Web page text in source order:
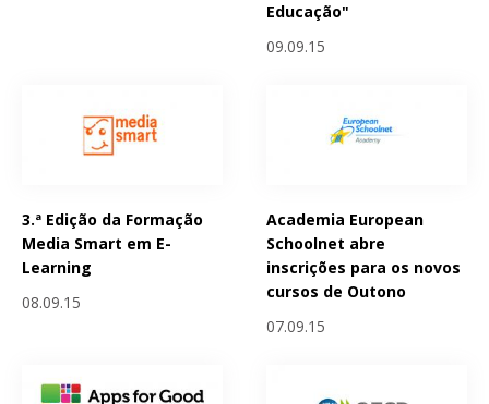
Educação"
09.09.15
3.ª Edição da Formação
Media Smart em E-
Learning
08.09.15
Academia European
Schoolnet abre
inscrições para os novos
cursos de Outono
07.09.15